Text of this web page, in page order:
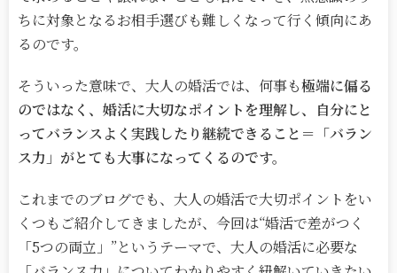
ちに対象となるお相手選びも難しくなって行く傾向にあ
るのです。
そういった意味で、大人の婚活では、何事も極端に偏る
のではなく、婚活に大切なポイントを理解し、自分にと
ってバランスよく実践したり継続できること＝「バラン
ス力」がとても大事になってくるのです。
これまでのブログでも、大人の婚活で大切ポイントをい
くつもご紹介してきましたが、今回は“婚活で差がつく
「5つの両立」”というテーマで、大人の婚活に必要な